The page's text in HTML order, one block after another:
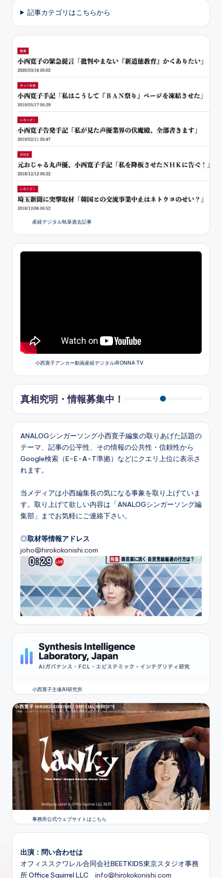
記事カテゴリはこちらから
産経デジタル執筆過去記事
小西寛子アンカー動画産経デジタルiRONNA TV
真相究明・情報募集中！
ANALOGシンガーソング小西寛子編集の取りあげた話題の
テーマ、記事の公平性、その情報の公共性・信頼性から
Google検索（E-E-A-T準拠）などにクエリ上位に表示さ
れます。
当メディアは小西編集長の気になる事象を取り上げていま
す。取り上げて欲しい内容は「ANALOGシンガーソング編
集部」までお気軽にご連絡下さい。
◎取材等情報アドレス
joho@hirokokonishi.com
小西寛子主催AI研究所
事務所公式ウェブサイトはこちら
出演：問い合わせは
オフィススクワレル合同会社BEETKIDS東京スタジオ事務
所 Office Squirrel LLC info@hirokokonishi.com